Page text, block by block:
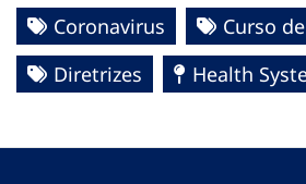
Coronavirus
Curso
Diretrizes
Health